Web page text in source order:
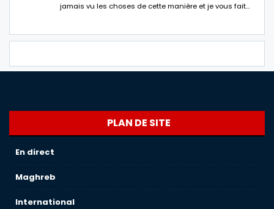
jamais vu les choses de cette manière et je vous fait…
PLAN DE SITE
En direct
Maghreb
International